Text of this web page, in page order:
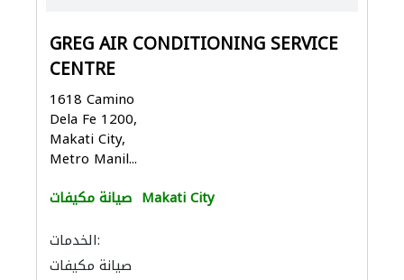
GREG AIR CONDITIONING SERVICE
CENTRE
1618 Camino
Dela Fe 1200,
Makati City,
Metro Manil...
صيانة مكيفات Makati City
الخدمات:
صيانة مكيفات